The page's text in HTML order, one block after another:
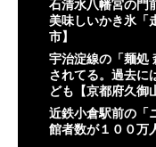
石清水八幡宮の門
美味しいかき氷「
市】
宇治淀線の「麺処
されてる。過去に
ども【京都府久御
近鉄小倉駅前の「
館者数が１００万